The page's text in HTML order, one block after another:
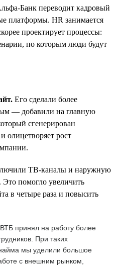
Банк переводит кадровый
платформы. HR занимается
проектирует процессы:
по которым люди будут
Его сделали более
— добавили на главную
сгенерирован
олицетворяет рост
ТВ-каналы и наружную
Это помогло увеличить
в четыре раза и повысить
принял на работу более
При таких
мы уделили большое
с внешним рынком,